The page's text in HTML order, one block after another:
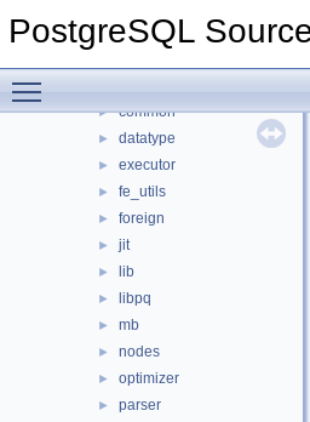
PostgreSQL
► bootstrap
► common
► datatype
► executor
► fe_utils
► foreign
► jit
► lib
► libpq
► mb
► nodes
► optimizer
► parser